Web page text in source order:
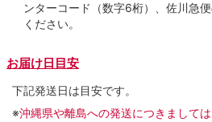
ンターコード（数字6桁）、佐川急
ください。
お届け日目安
下記発送日は目安です。
※沖縄県や離島への発送につきまして